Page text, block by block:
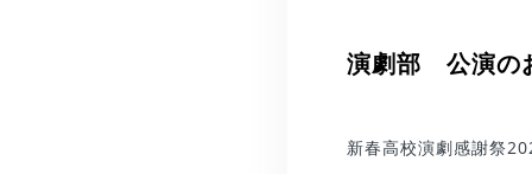
演劇部 公演の
新春高校演劇感謝祭